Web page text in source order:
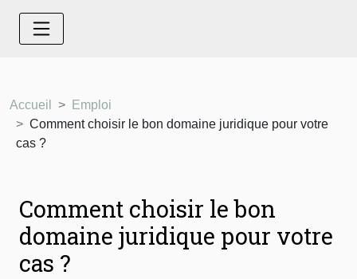
Accueil
Emploi
Comment choisir le bon domaine juridique pour votre
cas ?
Comment choisir le bon
domaine juridique pour votre
cas ?